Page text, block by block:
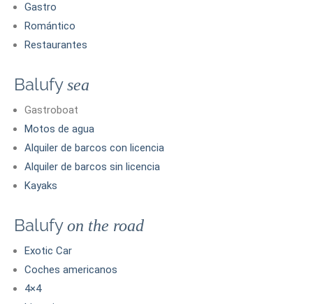
Gastro
Romántico
Restaurantes
Balufysea
Gastroboat
Motos de agua
Alquiler de barcos con licencia
Alquiler de barcos sin licencia
Kayaks
Balufyon the road
Exotic Car
Coches americanos
4×4